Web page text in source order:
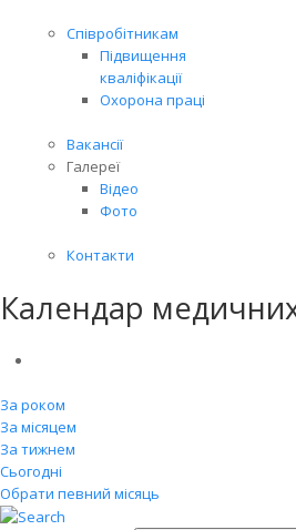
Співробітникам
Підвищення
кваліфікації
Охорона праці
Вакансії
Галереї
Відео
Фото
Контакти
Календар
За роком
За місяцем
За тижнем
Сьогодні
Обрати певний місяць